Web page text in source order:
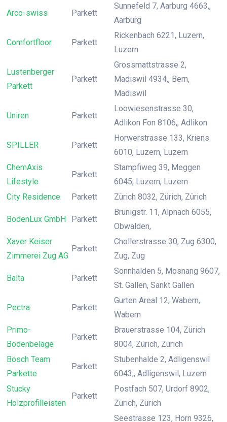
Arco-swiss Parkett
Sunnefeld 7, Aarburg 4663,,
Aarburg
Comfortfloor Parkett
Rickenbach 6221, Luzern,
Luzern
Lustenberger
Parkett
Parkett
Grossmattstrasse 2,
Madiswil 4934,, Bern,
Madiswil
Uniren Parkett
Loowiesenstrasse 30,
Adlikon Fon 8106,, Adlikon
SPILLER Parkett
Horwerstrasse 133, Kriens
6010, Luzern, Luzern
ChemAxis
Lifestyle
Parkett
Stampfiweg 39, Meggen
6045, Luzern, Luzern
City Residence
Parkett Zürich 8032, Zürich, Zürich
BodenLux GmbH Parkett
Brünigstr. 11, Alpnach 6055,
Obwalden,
Xaver Keiser
Zimmerei Zug AG
Parkett
Chollerstrasse 30, Zug 6300,
Zug, Zug
Balta Parkett
Sonnhalden 5, Mosnang 9607,
St. Gallen, Sankt Gallen
Pectra Parkett
Gurten Areal 12, Wabern,
Wabern
Primo-
Bodenbeläge
Parkett
Brauerstrasse 104, Zürich
8004, Zürich, Zürich
Bösch Team
Parkette
Parkett
Stubenhalde 2, Adligenswil
6043,, Adligenswil, Luzern
Stucky
Holzprofilleisten
Parkett
Postfach 507, Urdorf 8902,
Zürich, Zürich
Seestrasse 123, Horn 9326,